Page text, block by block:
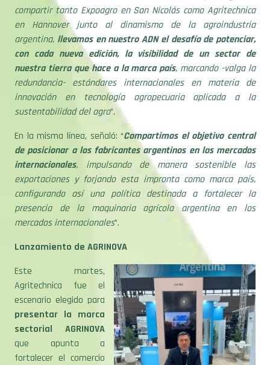
compartir tanto Expoagro en San Nicolás como Agritechnica
en Hannover junto al dinamismo de la agroindustria
argentina, llevamos en nuestro ADN el desafío de potenciar,
con cada nueva edición, la visibilidad de un sector de
nuestra tierra que hace a la marca país, marcando -valga la
redundancia- estándares internacionales en materia de
innovación en tecnología agropecuaria aplicada a la
sustentabilidad del agro”.
En la misma línea, señaló: “Compartimos el objetivo central
de posicionar a los fabricantes argentinos en los mercados
internacionales, impulsando de manera sostenible las
exportaciones y forjando esta impronta como marca país,
configurando así una política destinada a fortalecer la
presencia de la maquinaria agrícola argentina en los
mercados internacionales”.
Lanzamiento de AGRINOVA
Este martes,
Agritechnica fue el
escenario elegido para
presentar la marca
sectorial AGRINOVA
que apunta a
fortalecer el comercio